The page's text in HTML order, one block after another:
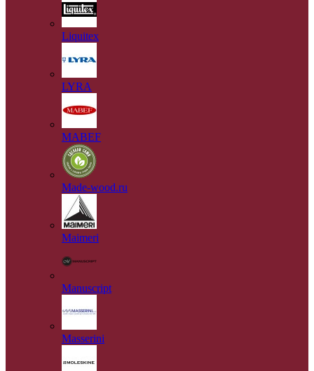
Liquitex
LYRA
MABEF
Made-wood.ru
Maimeri
Manuscript
Masserini